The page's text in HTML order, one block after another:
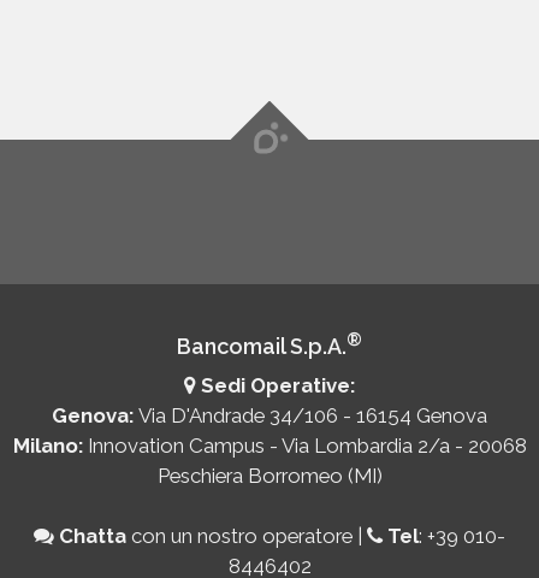
Bancomail S.p.A.®
Sedi Operative:
Genova: Via D'Andrade 34/106 - 16154 Genova
Milano: Innovation Campus - Via Lombardia 2/a - 20068
Peschiera Borromeo (MI)
Chatta con un nostro operatore | Tel: +39 010-
8446402